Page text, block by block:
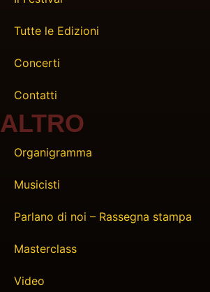
Tutte le Edizioni
Concerti
Contatti
ALTRO
Organigramma
Musicisti
Parlano di noi – Rassegna stampa
Masterclass
Video